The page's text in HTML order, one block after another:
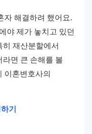
자 해결하려 했어요.
야 제가 놓치고 있던
재산분할에서
면 큰 손해를 볼
이혼변호사의
기